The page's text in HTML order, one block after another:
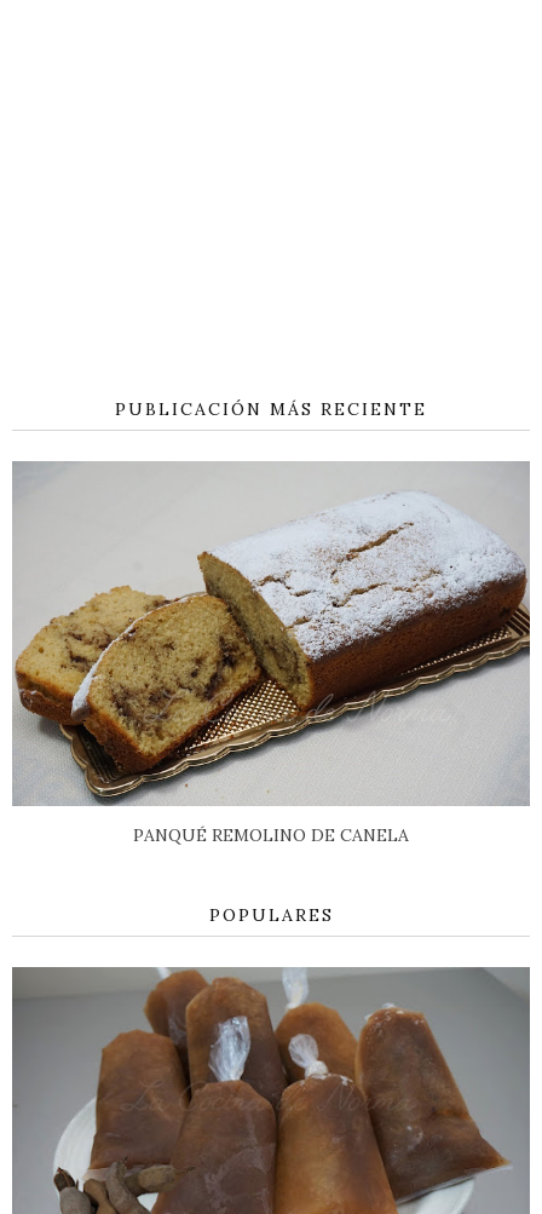
PUBLICACIÓN MÁS RECIENTE
PANQUÉ REMOLINO DE CANELA
POPULARES